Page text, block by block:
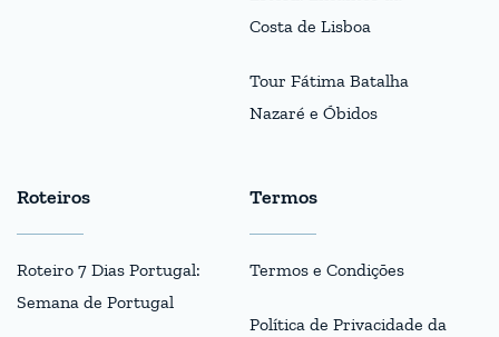
Costa de Lisboa
Tour Fátima Batalha
Nazaré e Óbidos
Roteiros
Roteiro 7 Dias Portugal:
Semana de Portugal
Termos
Termos e Condições
Política de Privacidade da